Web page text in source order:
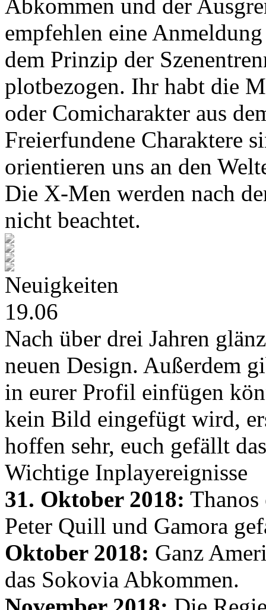
Abkommen und der
empfehlen eine
dem Prinzip der
plotbezogen. Ihr habt die
oder Comicharakter aus
Freierfundene Charaktere
orientieren uns an den
Die X-Men werden nach
nicht beachtet.
Neuigkeiten
19.06
Nach über drei Jahren
neuen Design. Außerdem
in eurer Profil einfügen
kein Bild eingefügt wird,
hoffen sehr, euch gefällt
Wichtige Inplayereignisse
31. Oktober 2018:
Peter Quill und Gamora
Oktober 2018: Ganz
das Sokovia Abkommen.